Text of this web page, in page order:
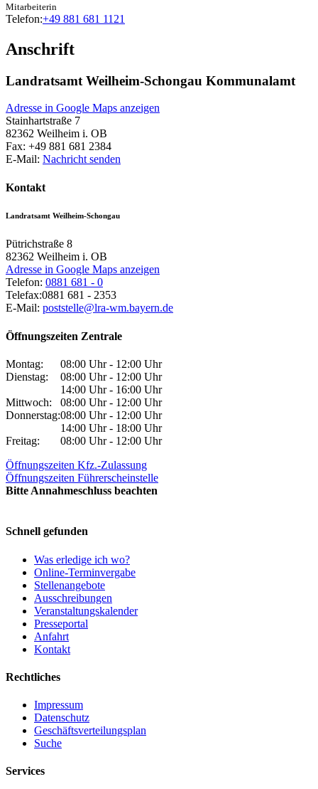
Mitarbeiterin
Telefon:+49 881 681 1121
Anschrift
Landratsamt Weilheim-Schongau Kommunalamt
Adresse in Google Maps anzeigen
Stainhartstraße 7
82362 Weilheim i. OB
Fax: +49 881 681 2384
E-Mail: Nachricht senden
Kontakt
Landratsamt Weilheim-Schongau
Pütrichstraße 8
82362 Weilheim i. OB
Adresse in Google Maps anzeigen
Telefon: 0881 681 - 0
Telefax:0881 681 - 2353
E-Mail: poststelle@lra-wm.bayern.de
Öffnungszeiten Zentrale
Montag:
08:00 Uhr - 12:00 Uhr
Dienstag:
08:00 Uhr - 12:00 Uhr
14:00 Uhr - 16:00 Uhr
Mittwoch:
08:00 Uhr - 12:00 Uhr
Donnerstag:08:00 Uhr - 12:00 Uhr
14:00 Uhr - 18:00 Uhr
Freitag:
08:00 Uhr - 12:00 Uhr
Öffnungszeiten Kfz.-Zulassung
Öffnungszeiten Führerscheinstelle
Bitte Annahmeschluss beachten
Schnell gefunden
Was erledige ich wo?
Online-Terminvergabe
Stellenangebote
Ausschreibungen
Veranstaltungskalender
Presseportal
Anfahrt
Kontakt
Rechtliches
Impressum
Datenschutz
Geschäftsverteilungsplan
Suche
Services